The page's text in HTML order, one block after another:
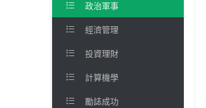
 政治軍事
 經濟管理
 投資理財
 計算機學
 勵誌成功